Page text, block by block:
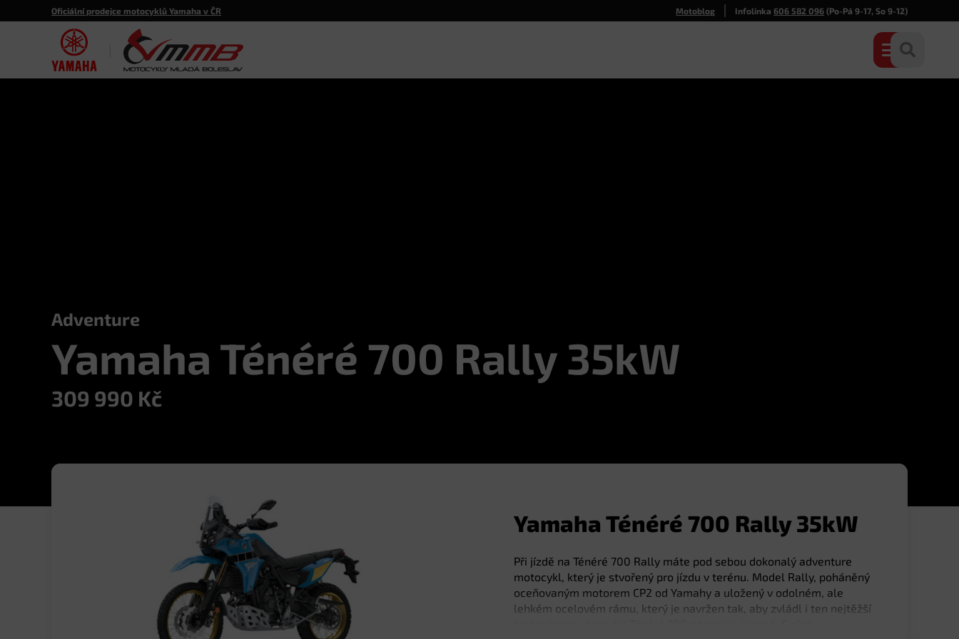
Oficiální prodejce motocyklů Yamaha v ČR Motoblog Infolinka606 582 096 (Po-Pá 9-17, So 9-12)
Adventure
Yamaha Ténéré 700 Rally 35kW
309 990 Kč
Yamaha Ténéré 700 Rally 35kW
Při jízdě na Ténéré 700 Rally máte pod sebou dokonalý adventure
motocykl, který je stvořený pro jízdu v terénu. Model Rally, poháněný
oceňovaným motorem CP2 od Yamahy a uložený v odolném, ale
lehkém ocelovém rámu, který je navržen tak, aby zvládl i ten nejtěžší